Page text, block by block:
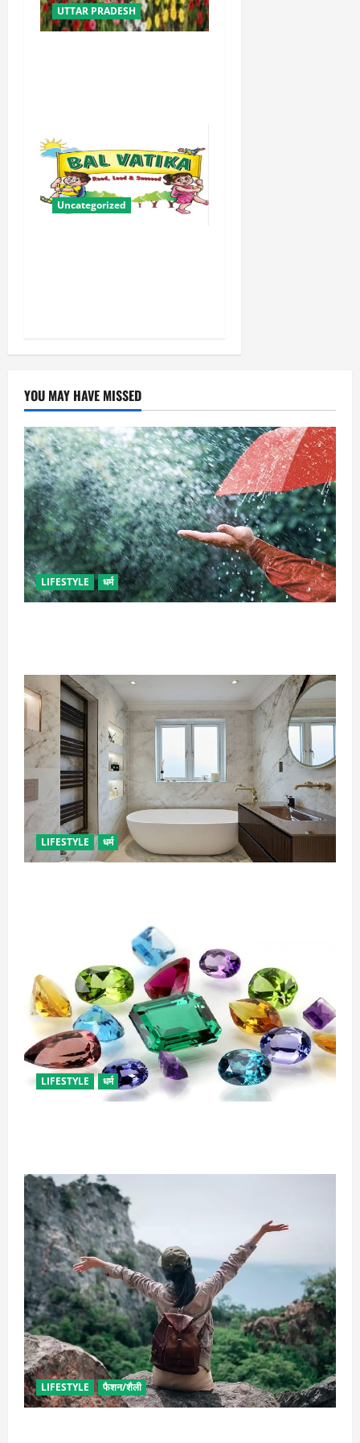
UTTAR PRADESH
Uncategorized
YOU MAY HAVE MISSED
LIFESTYLE धर्म
LIFESTYLE धर्म
LIFESTYLE धर्म
LIFESTYLE फैशन/शैली